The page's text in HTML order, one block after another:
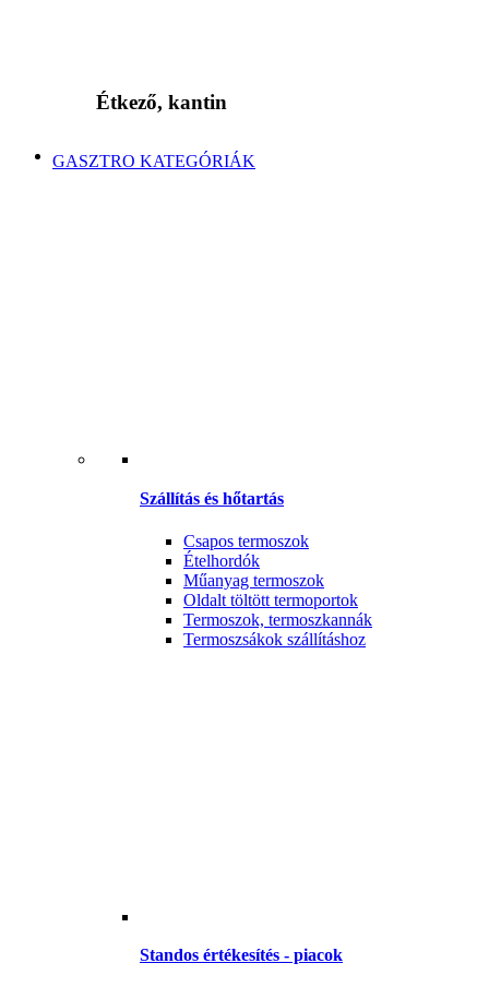
Étkező, kantin
GASZTRO KATEGÓRIÁK
Szállítás és hőtartás
Csapos termoszok
Ételhordók
Műanyag termoszok
Oldalt töltött termoportok
Termoszok, termoszkannák
Termoszsákok szállításhoz
Standos értékesítés - piacok